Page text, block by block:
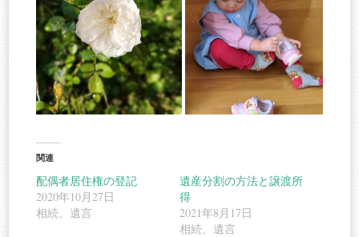
関連
配偶者居住権の登記
2020年10月27日
相続、遺言
遺産分割の方法と譲渡所
得
2021年8月17日
相続、遺言